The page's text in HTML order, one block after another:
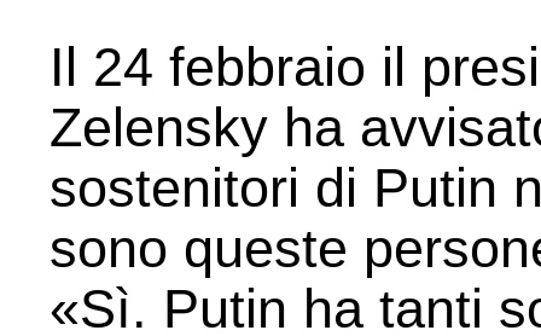
Il 24 febbraio il
Zelensky ha
sostenitori di Putin
sono queste
«Sì. Putin ha tanti